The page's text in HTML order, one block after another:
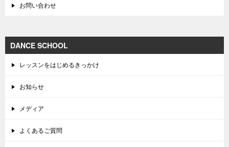
お問い合わせ
DANCE SCHOOL
レッスンをはじめるきっかけ
お知らせ
メディア
よくあるご質問